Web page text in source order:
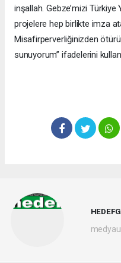
inşallah. Gebze’mizi Türkiye
projelere hep birlikte imza
Misafirperverliğinizden
sunuyorum” ifadelerini